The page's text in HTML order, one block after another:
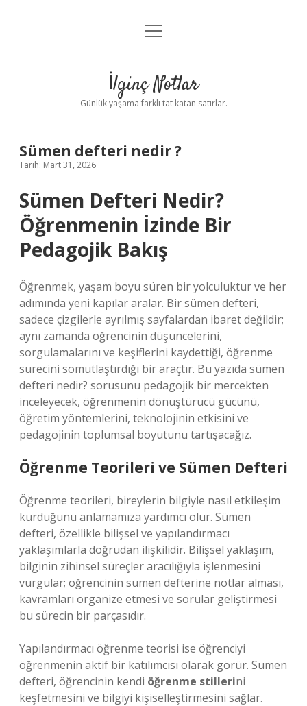
Anasayfa
Yasal Uyarı
menüyü
İlginç Notlar
Günlük yaşama farklı tat katan satırlar.
Sümen defteri nedir ?
Tarih: Mart 31, 2026
Sümen Defteri Nedir?
Öğrenmenin İzinde Bir
Pedagojik Bakış
Öğrenmek, yaşam boyu süren bir yolculuktur ve her
adımında yeni kapılar aralar. Bir sümen defteri,
sadece çizgilerle ayrılmış sayfalardan ibaret değildir;
aynı zamanda öğrencinin düşüncelerini,
sorgulamalarını ve keşiflerini kaydettiği, öğrenme
sürecini somutlaştırdığı bir araçtır. Bu yazıda sümen
defteri nedir? sorusunu pedagojik bir mercekten
inceleyecek, öğrenmenin dönüştürücü gücünü,
öğretim yöntemlerini, teknolojinin etkisini ve
pedagojinin toplumsal boyutunu tartışacağız.
Öğrenme Teorileri ve Sümen Defteri
Öğrenme teorileri, bireylerin bilgiyle nasıl etkileşim
kurduğunu anlamamıza yardımcı olur. Sümen
defteri, özellikle bilişsel ve yapılandırmacı
yaklaşımlarla doğrudan ilişkilidir. Bilişsel yaklaşım,
bilginin zihinsel süreçler aracılığıyla işlenmesini
vurgular; öğrencinin sümen defterine notlar alması,
kavramları organize etmesi ve sorular geliştirmesi
bu sürecin bir parçasıdır.
Yapılandırmacı öğrenme teorisi ise öğrenciyi
öğrenmenin aktif bir katılımcısı olarak görür. Sümen
defteri, öğrencinin kendi öğrenme stillerini
keşfetmesini ve bilgiyi kişiselleştirmesini sağlar.